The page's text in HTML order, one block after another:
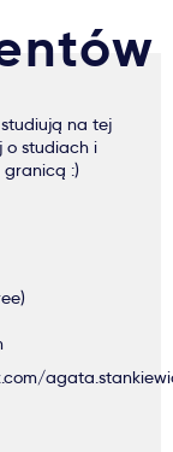
na tej
o studiach i
:)